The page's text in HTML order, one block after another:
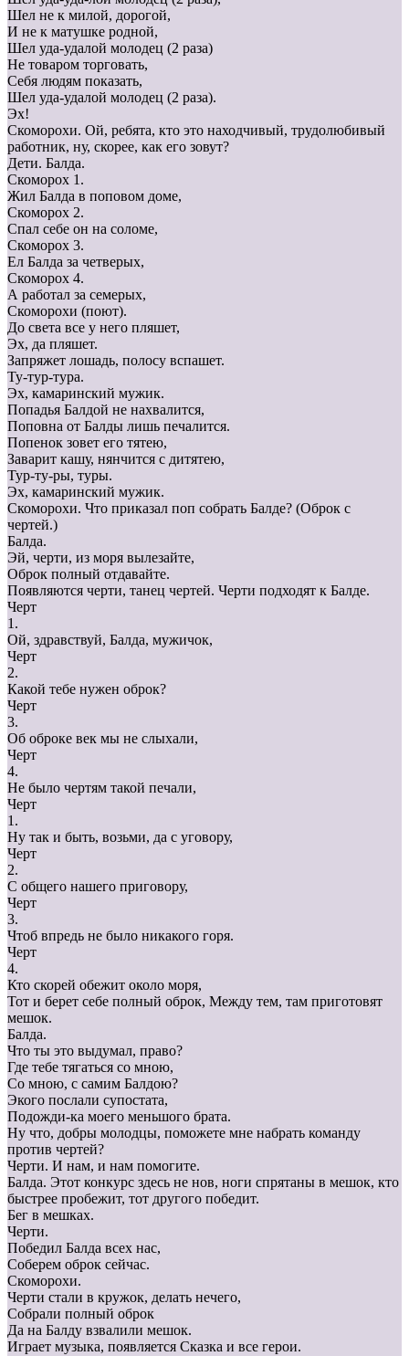
Шел не к милой, дорогой,
И не к матушке родной,
Шел уда-удалой молодец (2 раза)
Не товаром торговать,
Себя людям показать,
Шел уда-удалой молодец (2 раза).
Эх!
Скоморохи. Ой, ребята, кто это находчивый, трудолюбивый
работник, ну, скорее, как его зовут?
Дети. Балда.
Скоморох 1.
Жил Балда в поповом доме,
Скоморох 2.
Спал себе он на соломе,
Скоморох 3.
Ел Балда за четверых,
Скоморох 4.
А работал за семерых,
Скоморохи (поют).
До света все у него пляшет,
Эх, да пляшет.
Запряжет лошадь, полосу вспашет.
Ту-тур-тура.
Эх, камаринский мужик.
Попадья Балдой не нахвалится,
Поповна от Балды лишь печалится.
Попенок зовет его тятею,
Заварит кашу, нянчится с дитятею,
Тур-ту-ры, туры.
Эх, камаринский мужик.
Скоморохи. Что приказал поп собрать Балде? (Оброк с
чертей.)
Балда.
Эй, черти, из моря вылезайте,
Оброк полный отдавайте.
Появляются черти, танец чертей. Черти подходят к Балде.
Черт
1.
Ой, здравствуй, Балда, мужичок,
Черт
2.
Какой тебе нужен оброк?
Черт
3.
Об оброке век мы не слыхали,
Черт
4.
Не было чертям такой печали,
Черт
1.
Ну так и быть, возьми, да с уговору,
Черт
2.
С общего нашего приговору,
Черт
3.
Чтоб впредь не было никакого горя.
Черт
4.
Кто скорей обежит около моря,
Тот и берет себе полный оброк, Между тем, там приготовят
мешок.
Балда.
Что ты это выдумал, право?
Где тебе тягаться со мною,
Со мною, с самим Балдою?
Экого послали супостата,
Подожди-ка моего меньшого брата.
Ну что, добры молодцы, поможете мне набрать команду
против чертей?
Черти. И нам, и нам помогите.
Балда. Этот конкурс здесь не нов, ноги спрятаны в мешок, кто
быстрее пробежит, тот другого победит.
Бег в мешках.
Черти.
Победил Балда всех нас,
Соберем оброк сейчас.
Скоморохи.
Черти стали в кружок, делать нечего,
Собрали полный оброк
Да на Балду взвалили мешок.
Играет музыка, появляется Сказка и все герои.